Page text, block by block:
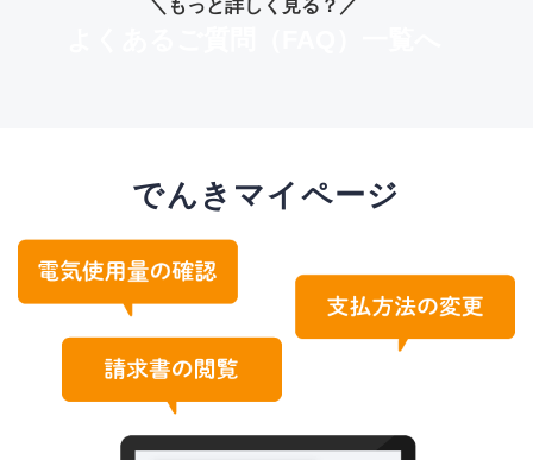
＼もっと詳しく見る？／
でんきマイページ